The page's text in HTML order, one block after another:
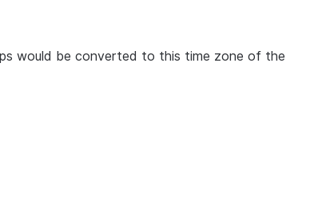
would be converted to this time zone of the